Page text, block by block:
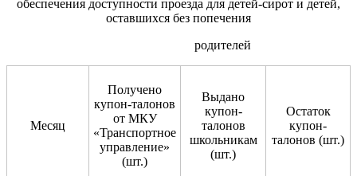
обеспечения доступности проезда для детей-сирот и детей,
оставшихся без попечения
родителей
Месяц
Получено
купон-талонов
от МКУ
«Транспортное
управление»
(шт.)
Выдано
купон-
талонов
школьникам
(шт.)
Остаток
купон-
талонов (шт.)